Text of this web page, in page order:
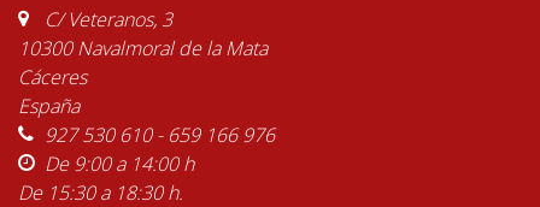
C/ Veteranos, 3
10300 Navalmoral de la Mata
Cáceres
España
927 530 610 - 659 166 976
De 9:00 a 14:00 h
De 15:30 a 18:30 h.